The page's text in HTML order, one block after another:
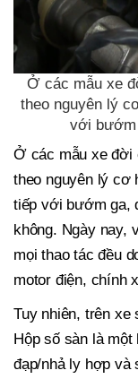
Ở các mẫu xe
theo nguyên lý
với bướm
Ở các mẫu xe đời
theo nguyên lý cơ
tiếp với bướm ga,
không. Ngày nay,
mọi thao tác đều
motor điện, chính
Tuy nhiên, trên xe
Hộp số sàn là một
đạp/nhả ly hợp và